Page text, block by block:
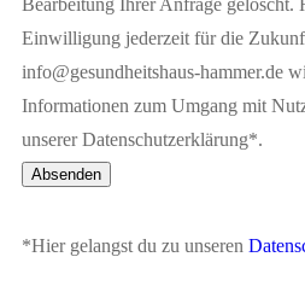
Bearbeitung Ihrer Anfrage gelöscht.
Einwilligung jederzeit für die
info@gesundheitshaus-hammer.de
Informationen zum Umgang mit
unserer Datenschutzerklärung*.
Absenden
*Hier gelangst du zu unseren